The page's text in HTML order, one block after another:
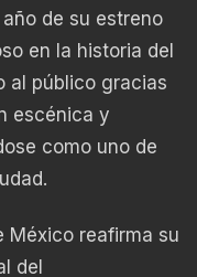
de su estreno
en la historia del
al público gracias
escénica y
como uno de
México reafirma su
del